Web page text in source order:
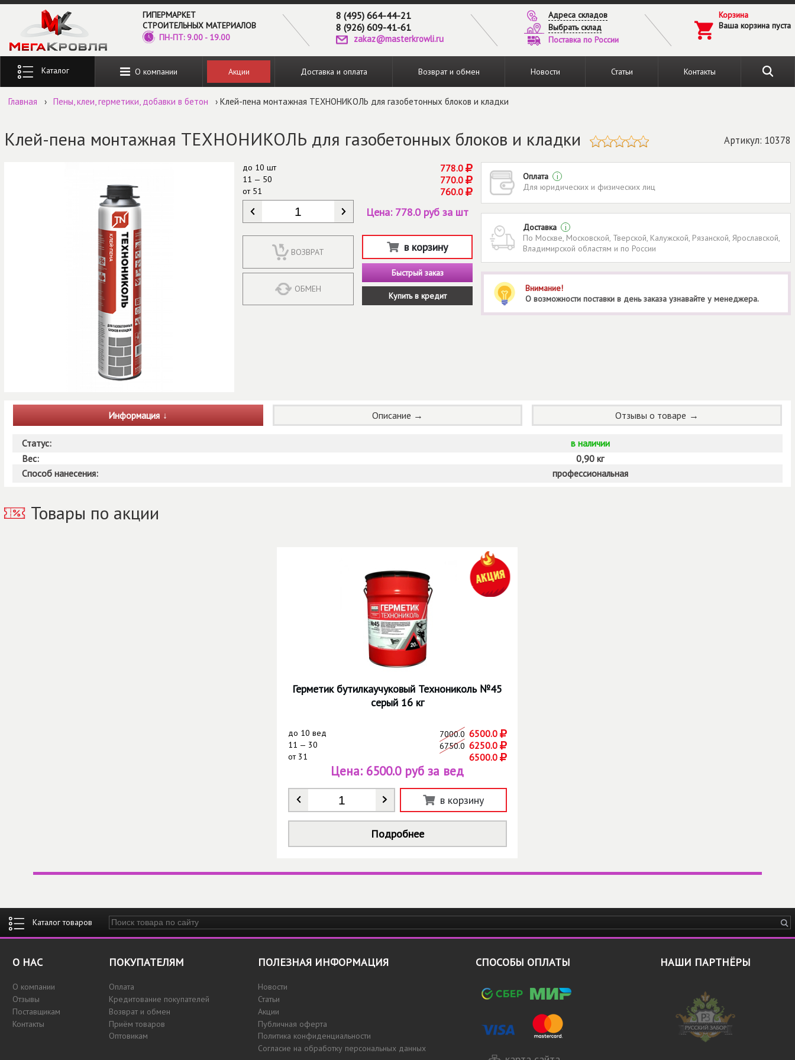
Перейти к основному содержанию
ГИПЕРМАРКЕТ
СТРОИТЕЛЬНЫХ МАТЕРИАЛОВ
ПН-ПТ: 9.00 - 19.00
8 (495) 664-44-21
8 (926) 609-41-61
zakaz@masterkrowli.ru
Адреса складов
Выбрать склад
Поставка по России
Корзина
Ваша корзина пуста
О компании Акции Доставка и оплата Возврат и обмен Новости Статьи Контакты
Введите ключевые слова для поиска
Главная › Пены, клеи, герметики, добавки в бетон › Клей-пена монтажная ТЕХНОНИКОЛЬ для газобетонных блоков и кладки
Клей-пена монтажная ТЕХНОНИКОЛЬ для газобетонных блоков и кладки Артикул: 10378
до 10 шт 778.0
11 — 50 770.0
от51 760.0
КОЛИЧЕСТВО*
ВОЗВРАТ
ОБМЕН
Цена: 778.0 руб за шт
в корзину
Быстрый заказ
Купить в кредит
Оплата
i
Для юридических и физических лиц
Доставка
i
По Москве, Московской, Тверской, Калужской, Рязанской, Ярославской,
Владимирской областям и по России
Внимание!
О возможности поставки в день заказа узнавайте у менеджера.
Информация Описание Отзывы о товаре
Статус:
в наличии
Вес:
0,90 кг
Способ нанесения:
профессиональная
Товары по акции
Герметик бутилкаучуковый Технониколь №45
серый 16 кг
до 10 вед 7000.0 6500.0
11 — 30 6750.0 6250.0
от31 6500.0
Количество
Цена: 6500.0 руб за вед
в корзину
Подробнее
Введите ключевые слова для поиска
О НАС
О компании
Отзывы
Поставщикам
Контакты
ПОКУПАТЕЛЯМ
Оплата
Кредитование покупателей
Возврат и обмен
Приём товаров
Оптовикам
ПОЛЕЗНАЯ ИНФОРМАЦИЯ
Новости
Статьи
Акции
Публичная оферта
Политика конфиденциальности
Согласие на обработку персональных данных
СПОСОБЫ ОПЛАТЫ НАШИ ПАРТНЁРЫ